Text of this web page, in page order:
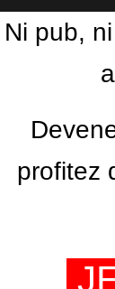
Ni pub,
profitez